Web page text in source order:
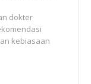
dokter
kebiasaan